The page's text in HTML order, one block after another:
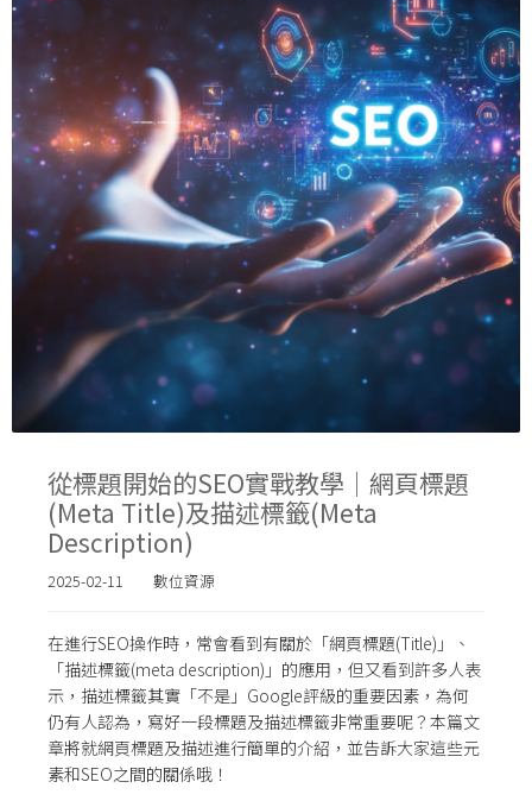
從標題開始的SEO實戰教學｜網頁標題
(Meta Title)及描述標籤(Meta
Description)
2025-02-11 數位資源
在進行SEO操作時，常會看到有關於「網頁標題(Title)」、
「描述標籤(meta description)」的應用，但又看到許多人表
示，描述標籤其實「不是」Google評級的重要因素，為何
仍有人認為，寫好一段標題及描述標籤非常重要呢？本篇文
章將就網頁標題及描述進行簡單的介紹，並告訴大家這些元
素和SEO之間的關係哦！